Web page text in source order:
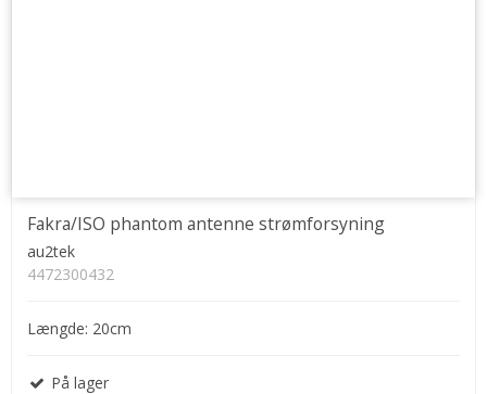
Fakra/ISO phantom antenne strømforsyning
au2tek
4472300432
Længde: 20cm
På lager